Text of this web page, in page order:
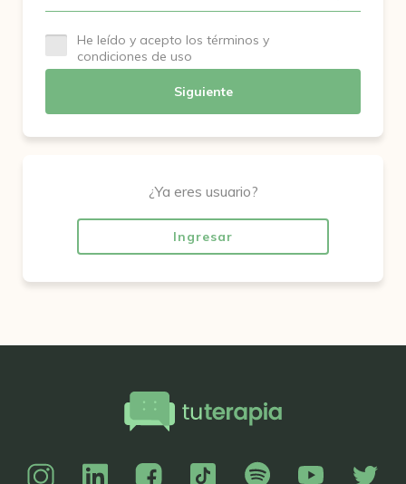
He leído y acepto los términos y
condiciones de uso
Siguiente
¿Ya eres usuario?
Ingresar